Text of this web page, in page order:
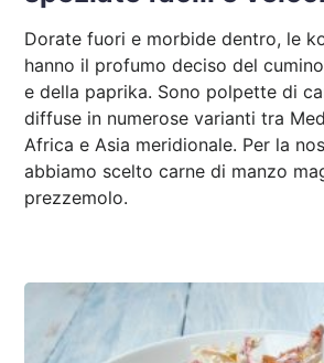
Dorate fuori e morbide dentro, le
hanno il profumo deciso del
e della paprika. Sono polpette di
diffuse in numerose varianti tra
Africa e Asia meridionale. Per la
abbiamo scelto carne di manzo
prezzemolo.